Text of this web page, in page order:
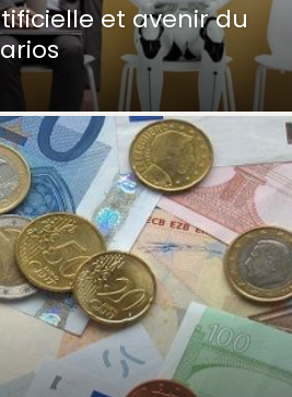
et avenir du